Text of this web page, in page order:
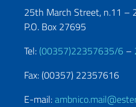
25th March Street, n.11 –
P.O. Box 27695
Tel: (00357)22357635/6 –
Fax: (00357) 22357616
E-mail: